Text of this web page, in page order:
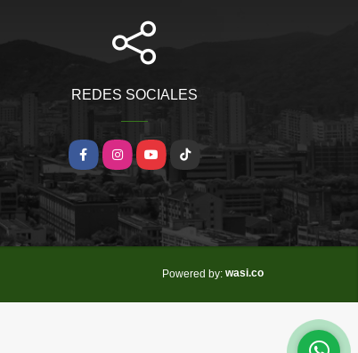
REDES SOCIALES
FacebookInstagramYouTube
TikTok
Powered by: wasi.co